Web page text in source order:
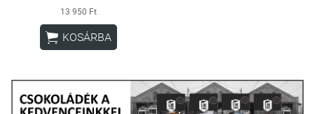
13 950 Ft
 KOSÁRBA